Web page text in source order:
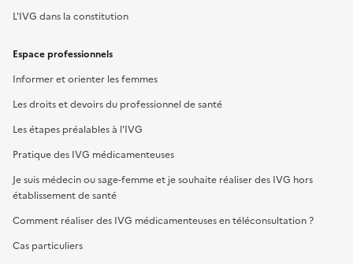
L'IVG dans la constitution
Espace professionnels
Informer et orienter les femmes
Les droits et devoirs du professionnel de santé
Les étapes préalables à l'IVG
Pratique des IVG médicamenteuses
Je suis médecin ou sage-femme et je souhaite réaliser des IVG hors
établissement de santé
Comment réaliser des IVG médicamenteuses en téléconsultation ?
Cas particuliers